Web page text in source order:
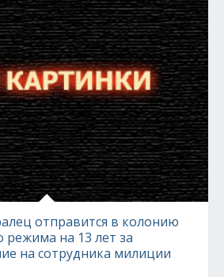
отправится в колонию
режима на 13 лет за
на сотрудника милиции